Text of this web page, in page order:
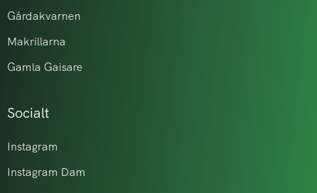
Gårdakvarnen
Makrillarna
Gamla Gaisare
Socialt
Instagram
Instagram Dam